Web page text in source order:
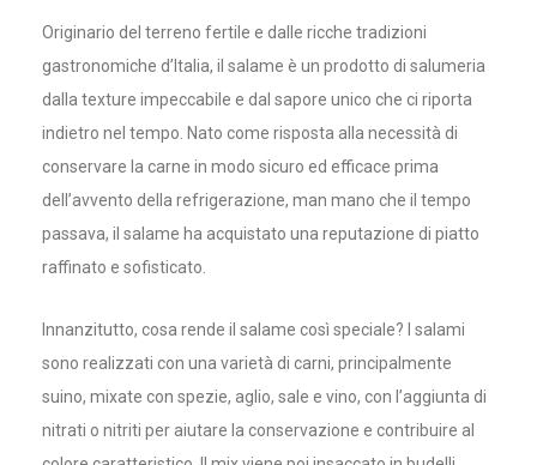
Originario del terreno fertile e dalle ricche tradizioni
gastronomiche d’Italia, il salame è un prodotto di salumeria
dalla texture impeccabile e dal sapore unico che ci riporta
indietro nel tempo. Nato come risposta alla necessità di
conservare la carne in modo sicuro ed efficace prima
dell’avvento della refrigerazione, man mano che il tempo
passava, il salame ha acquistato una reputazione di piatto
raffinato e sofisticato.
Innanzitutto, cosa rende il salame così speciale? I salami
sono realizzati con una varietà di carni, principalmente
suino, mixate con spezie, aglio, sale e vino, con l’aggiunta di
nitrati o nitriti per aiutare la conservazione e contribuire al